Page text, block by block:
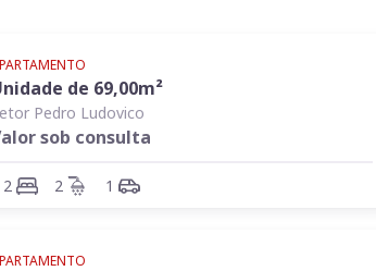
de 69,00m²
Pedro Ludovico
sob consulta
2 2 1